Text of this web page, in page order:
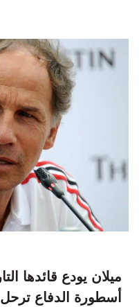
ميلان يودع قائدها
أسطورة الدفاع ترحل عن